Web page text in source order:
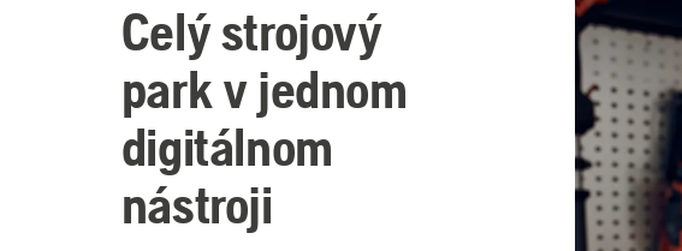
Celý strojový
park v jednom
digitálnom
nástroji